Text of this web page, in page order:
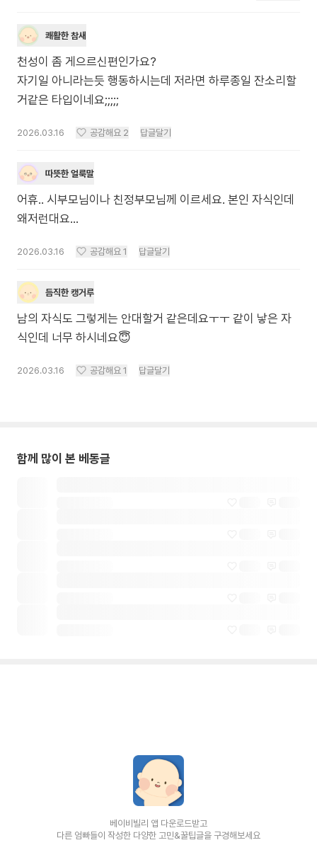
쾌활한 참새
천성이 좀 게으르신편인가요?
자기일 아니라는듯 행동하시는데 저라면 하루종일 잔소리할
거같은 타입이네요;;;;;
2026.03.16 공감해요 2 답글달기
따뜻한 얼룩말
어휴.. 시부모님이나 친정부모님께 이르세요. 본인 자식인데
왜저런대요…
2026.03.16 공감해요 1 답글달기
듬직한 캥거루
남의 자식도 그렇게는 안대할거 같은데요ㅜㅜ 같이 낳은 자
식인데 너무 하시네요😇
2026.03.16 공감해요 1 답글달기
함께 많이 본 베동글
베이비빌리 앱 다운로드받고
다른 엄빠들이 작성한 다양한 고민&꿀팁글을 구경해보세요